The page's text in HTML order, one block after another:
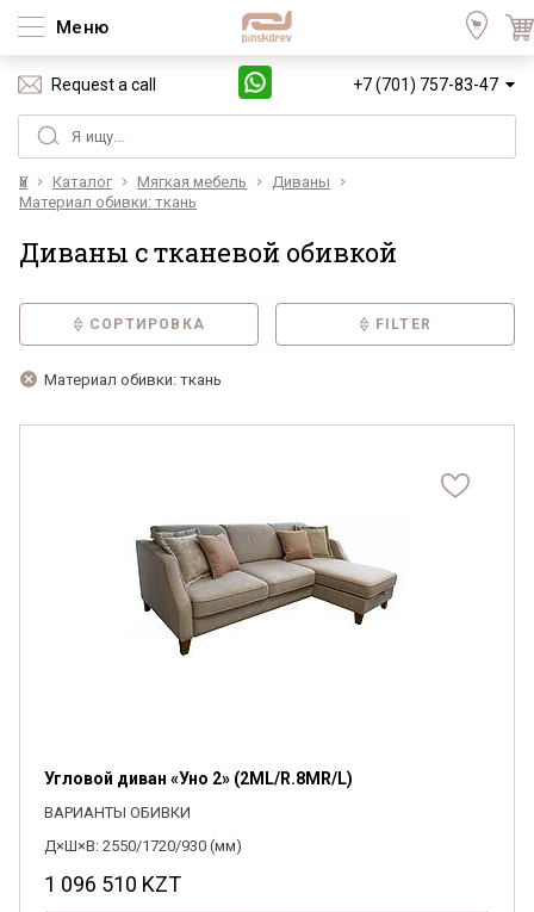
Меню
Request a call +7 (701) 757-83-47
Үй Каталог Мягкая мебель
Диваны
Материал обивки: ткань
Диваны с тканевой обивкой
СОРТИРОВКА FILTER
Материал обивки: ткань
Угловой диван «Уно 2» (2ML/R.8MR/L)
ВАРИАНТЫ ОБИВКИ
Д×Ш×В: 2550/1720/930 (мм)
1 096 510 KZT